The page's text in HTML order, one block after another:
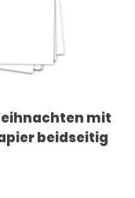
mit
beidseitig